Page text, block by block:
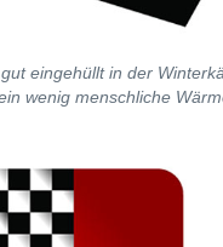
eingehüllt in der
wenig menschliche